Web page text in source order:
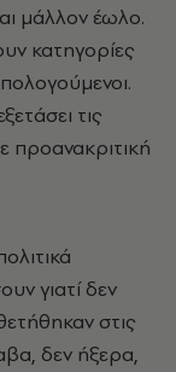
μάλλον έωλο.
κατηγορίες
τις
προανακριτική
γιατί δεν
στις
δεν ήξερα,